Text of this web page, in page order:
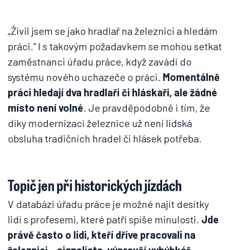
„Živil jsem se jako hradlař na železnici a hledám
práci.“ I s takovým požadavkem se mohou setkat
zaměstnanci úřadu práce, když zavádí do
systému nového uchazeče o práci. Momentálně
práci hledají dva hradlaři či hláskaři, ale žádné
místo není volné. Je pravděpodobně i tím, že
díky modernizaci železnice už není lidská
obsluha tradičních hradel či hlásek potřeba.
Topič jen při historických jízdách
V databázi úřadu práce je možné najít desítky
lidí s profesemi, které patří spíše minulosti. Jde
právě často o lidi, kteří dříve pracovali na